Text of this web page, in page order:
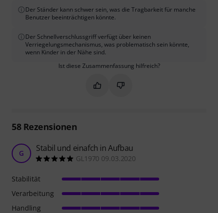
Der Ständer kann schwer sein, was die Tragbarkeit für manche
Benutzer beeinträchtigen könnte.
Der Schnellverschlussgriff verfügt über keinen
Verriegelungsmechanismus, was problematisch sein könnte,
wenn Kinder in der Nähe sind.
Ist diese Zusammenfassung hilfreich?
Markieren Sie diese
Markieren Sie diese
58Rezensionen
G Stabil und einafch in Aufbau
GL1970 09.03.2020
Stabilität
Verarbeitung
Handling